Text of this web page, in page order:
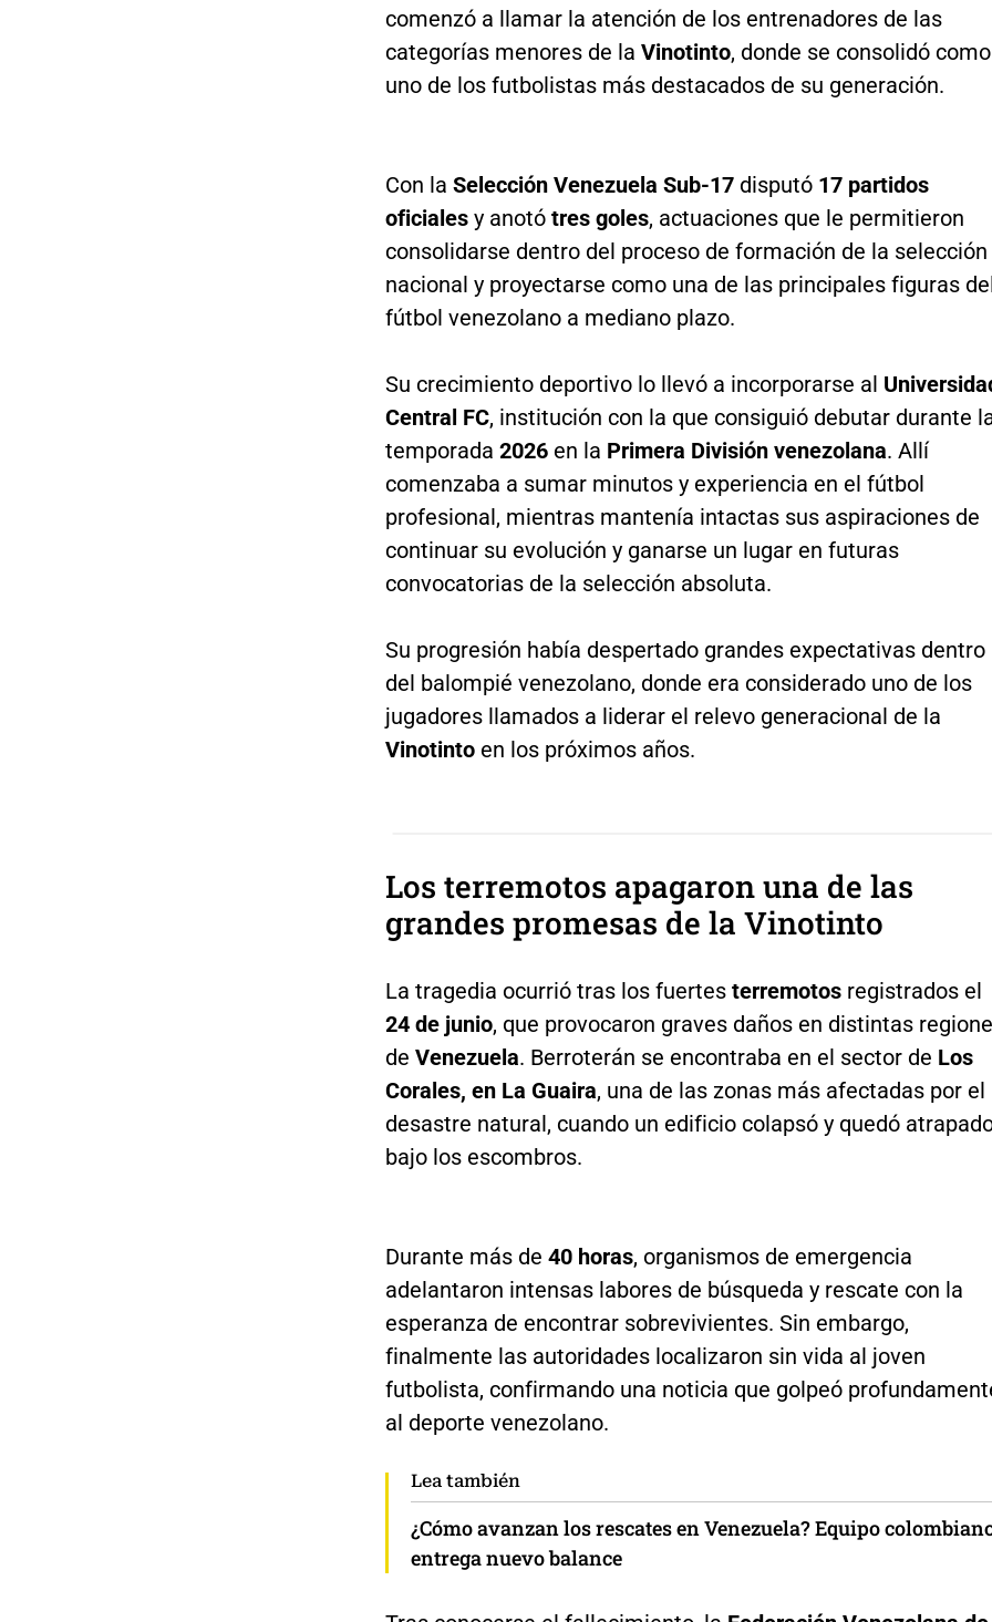
comenzó a llamar la atención de los entrenadores de las
categorías menores de la Vinotinto, donde se consolidó como
uno de los futbolistas más destacados de su generación.
Con la Selección Venezuela Sub-17disputó 17 partidos
oficialesy anotó tres goles, actuaciones que le permitieron
consolidarse dentro del proceso de formación de la selección
nacional y proyectarse como una de las principales figuras
fútbol venezolano a mediano plazo.
Su crecimiento deportivo lo llevó a incorporarse al
Central FC, institución con la que consiguió debutar durante
temporada 2026en la Primera División venezolana. Allí
comenzaba a sumar minutos y experiencia en el fútbol
profesional, mientras mantenía intactas sus aspiraciones de
continuar su evolución y ganarse un lugar en futuras
convocatorias de la selección absoluta.
Su progresión había despertado grandes expectativas dentro
del balompié venezolano, donde era considerado uno de los
jugadores llamados a liderar el relevo generacional de la
Vinotintoen los próximos años.
Los terremotos apagaron una de las
grandes promesas de la Vinotinto
La tragedia ocurrió tras los fuertes terremotosregistrados el
24 de junio, que provocaron graves daños en distintas
de Venezuela. Berroterán se encontraba en el sector de Los
Corales, en La Guaira, una de las zonas más afectadas por el
desastre natural, cuando un edificio colapsó y quedó
bajo los escombros.
Durante más de 40 horas, organismos de emergencia
adelantaron intensas labores de búsqueda y rescate con la
esperanza de encontrar sobrevivientes. Sin embargo,
finalmente las autoridades localizaron sin vida al joven
futbolista, confirmando una noticia que golpeó
al deporte venezolano.
Lea también
¿Cómo avanzan los rescates en Venezuela? Equipo
entrega nuevo balance